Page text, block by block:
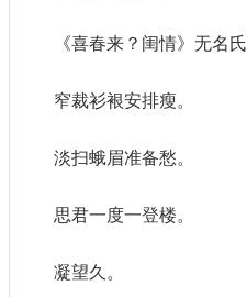
《喜春来？闺情》无名氏
窄裁衫裉安排瘦。
淡扫蛾眉准备愁。
思君一度一登楼。
凝望久。